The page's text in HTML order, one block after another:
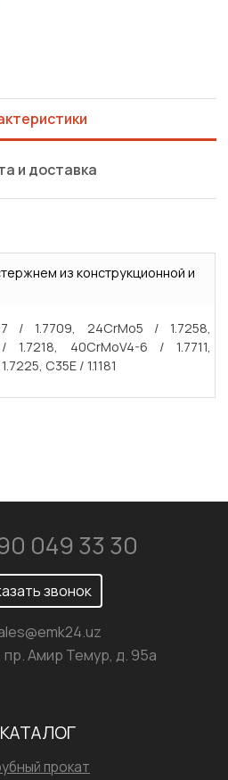
и доставка
из конструкционной и
7 / 1.7709, 24CrMo5 / 1.7258,
1.7218, 40CrMoV4-6 / 1.7711,
C35E / 1.1181
049 33 30
звонок
пр. Амир Темур, д. 95а
КАТАЛОГ
прокат